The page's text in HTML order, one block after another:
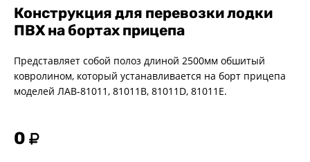
Конструкция для перевозки лодки
ПВХ на бортах прицепа
Представляет собой полоз длиной 2500мм обшитый
ковролином, который устанавливается на борт прицепа
моделей ЛАВ-81011, 81011В, 81011D, 81011Е.
0